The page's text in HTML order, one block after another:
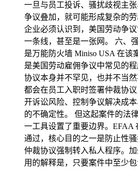
一旦与员工投诉、骚扰歧视主
争议叠加，就可能形成复杂的
企业必须认识到，美国劳动争
一条线，甚至是一张网。 六、
是万能防火墙 Miniso USA 在该
是美国劳动雇佣争议中常见的
协议本身并不罕见，也并不当
都会在员工入职时签署仲裁协
开诉讼风险、控制争议解决成
的不确定性。 但这起案件的法
一工具设置了重要边界。EFAA
通过，核心目的之一是防止性
仲裁协议强制转入私人程序。
用的解释是，只要案件中至少